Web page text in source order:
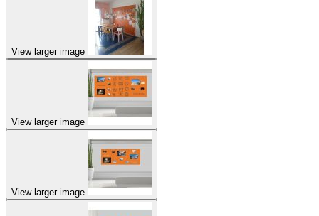
View larger image
View larger image
View larger image